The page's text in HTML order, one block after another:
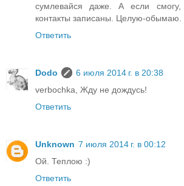
сумлевайся даже. А если
контакты записаны. Целую-обымаю.
Ответить
Dodo
6 июля 2014 г. в 20:38
verbochka, Жду не дождусь!
Ответить
Unknown 7 июля 2014 г. в 00:12
Ой. Теплою :)
Ответить